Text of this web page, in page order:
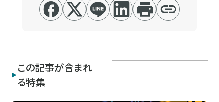
この記事が含まれ
る特集